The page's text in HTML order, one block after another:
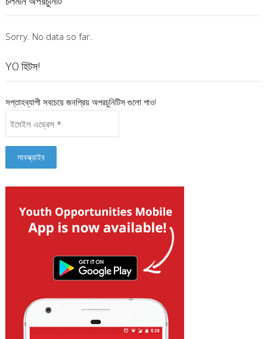
Sorry. No data so far.
YO হিটস!
সপ্তাহব্যাপী সবচেয়ে জনপ্রিয় অপরচুনিটিস গুলো পাও!